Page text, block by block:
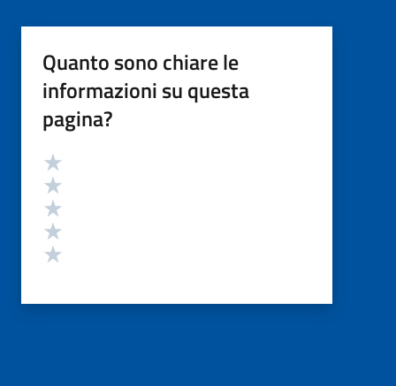
Quanto sono chiare le
informazioni su questa
pagina?
Valutazione